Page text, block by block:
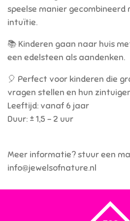
speelse manier
intuïtie.
📚 Kinderen gaan naar huis
een edelsteen als aandenken.
🎈 Perfect voor kinderen die
vragen stellen en hun
Leeftijd: vanaf 6 jaar
Duur: ± 1,5 - 2 uur
Meer informatie? stuur een
info@jewelsofnature.nl